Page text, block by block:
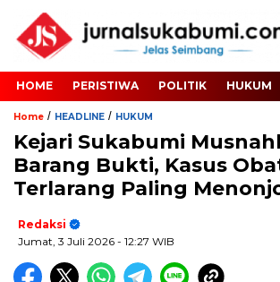
HOME PERISTIWA POLITIK HUKUM
Home / HEADLINE / HUKUM
Kejari Sukabumi
Barang Bukti, Kasus
Terlarang Paling
Redaksi
Jumat, 3 Juli 2026 - 12:27 WIB